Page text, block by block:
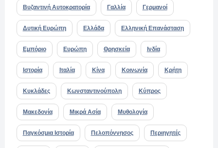
Βυζαντινή Αυτοκρατορία Γαλλία Γερμανοί
Δυτική Ευρώπη Ελλάδα Ελληνική Επανάσταση
Εμπόριο Ευρώπη Θρησκεία Ινδία
Ιστορία Ιταλία Κίνα Κοινωνία Κρήτη
Κυκλάδες Κωνσταντινούπολη Κύπρος
Μακεδονία Μικρά Ασία Μυθολογία
Παγκόσμια Ιστορία Πελοπόννησος Περιηγητές